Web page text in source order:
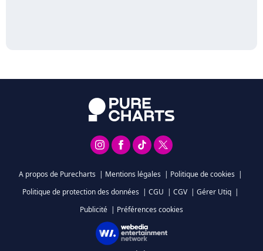
A propos de Purecharts | Mentions légales | Politique de cookies |
Politique de protection des données | CGU | CGV | Gérer Utiq |
Publicité | Préférences cookies